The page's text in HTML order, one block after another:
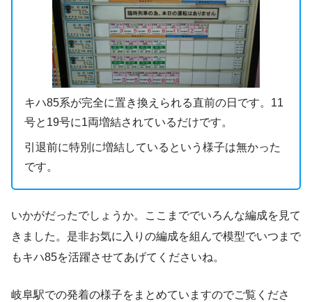
キハ85系が完全に置き換えられる直前の日です。11
号と19号に1両増結されているだけです。
引退前に特別に増結しているという様子は無かった
です。
いかがだったでしょうか。ここまででいろんな編成を見て
きました。是非お気に入りの編成を組んで模型でいつまで
もキハ85を活躍させてあげてくださいね。
岐阜駅での発着の様子をまとめていますのでご覧くださ